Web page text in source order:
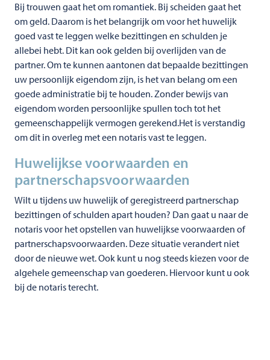
Bij trouwen gaat het om romantiek. Bij scheiden gaat het
om geld. Daarom is het belangrijk om voor het huwelijk
goed vast te leggen welke bezittingen en schulden je
allebei hebt. Dit kan ook gelden bij overlijden van de
partner. Om te kunnen aantonen dat bepaalde bezittingen
uw persoonlijk eigendom zijn, is het van belang om een
goede administratie bij te houden. Zonder bewijs van
eigendom worden persoonlijke spullen toch tot het
gemeenschappelijk vermogen gerekend.Het is verstandig
om dit in overleg met een notaris vast te leggen.
Huwelijkse voorwaarden en
partnerschapsvoorwaarden
Wilt u tijdens uw huwelijk of geregistreerd partnerschap
bezittingen of schulden apart houden? Dan gaat u naar de
notaris voor het opstellen van huwelijkse voorwaarden of
partnerschapsvoorwaarden. Deze situatie verandert niet
door de nieuwe wet. Ook kunt u nog steeds kiezen voor de
algehele gemeenschap van goederen. Hiervoor kunt u ook
bij de notaris terecht.